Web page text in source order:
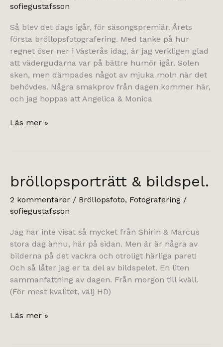
sofiegustafsson
Så blev det dags igår, för säsongspremiär. Årets
första bröllopsfotografering. Med tanke på hur
regnet öser ner i Västerås idag, är jag verkligen glad
att vädergudarna var på bättre humör igår. Solen
sken, men dämpades något av mjuka moln när det
behövdes. Några smakprov från dagen kommer här,
och jag hoppas att Angelica & Monica
Angelica
Läs mer »
bröllopsporträtt & bildspel.
2 kommentarer / Bröllopsfoto, Fotografering /
sofiegustafsson
Jag har inte visat så mycket från Shirin & Marcus
stora dag ännu, här på sidan. Men är är några av
bilderna på det vackra och otroligt härliga paret!
Och så låter jag er ta del av bildspelet. En liten
sammanfattning av dagen. Från morgon till kväll.
(För mest kvalitet, välj HD)
bröllopsporträtt
Läs mer »